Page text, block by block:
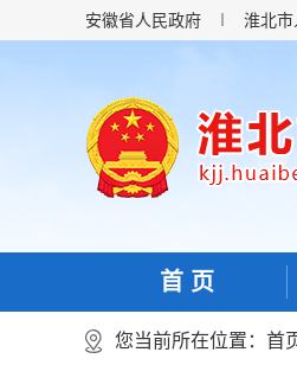
安徽省人民政府 淮北
首 页
您当前所在位置： 首